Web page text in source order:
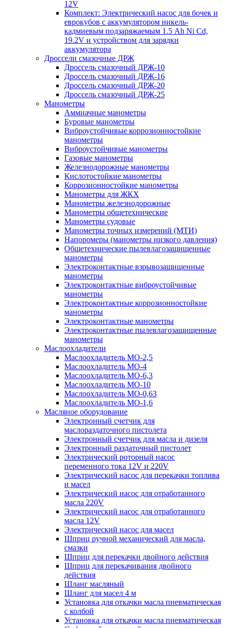
12V
Комплект: Электрический насос для бочек и
еврокубов с аккумулятором никель-
кадмиевым подзаряжаемым 1.5 Ah Ni Cd,
19.2V и устройством для зарядки
аккумулятора
Дроссели смазочные ДРЖ
Дроссель смазочный ДРЖ-10
Дроссель смазочный ДРЖ-16
Дроссель смазочный ДРЖ-20
Дроссель смазочный ДРЖ-25
Манометры
Аммиачные манометры
Буровые манометры
Виброустойчивые коррозионностойкие
манометры
Виброустойчивые манометры
Газовые манометры
Железнодорожные манометры
Кислотостойкие манометры
Коррозионностойкие манометры
Манометры для ЖКХ
Манометры железнодорожные
Манометры общетехнические
Манометры судовые
Манометры точных измерений (МТИ)
Напоромеры (манометры низкого давления)
Общетехнические пылевлагозащищенные
манометры
Электроконтактные взрывозащищенные
манометры
Электроконтактные виброустойчивые
манометры
Электроконтактные коррозионностойкие
манометры
Электроконтактные манометры
Электроконтактные пылевлагозащищенные
манометры
Маслоохладители
Маслоохладитель MO-2,5
Маслоохладитель MO-4
Маслоохладитель МО-6,3
Маслоохладитель МО-10
Маслоохладитель MO-0,63
Маслоохладитель MO-1,6
Масляное оборудование
Электронный счетчик для
маслораздаточного пистолета
Электронный счетчик для масла и дизеля
Электронный раздаточный пистолет
Электрический роторный насос
переменного тока 12V и 220V
Электрический насос для перекачки топлива
и масел
Электрический насос для отработанного
масла 220V
Электрический насос для отработанного
масла 12V
Электрический насос для масел
Шприц ручной механический для масла,
смазки
Шприц для перекачки двойного действия
Шприц для перекачивания двойного
действия
Шланг масляный
Шланг для масел 4 м
Установка для откачки масла пневматическая
с колбой
Установка для откачки масла пневматическая